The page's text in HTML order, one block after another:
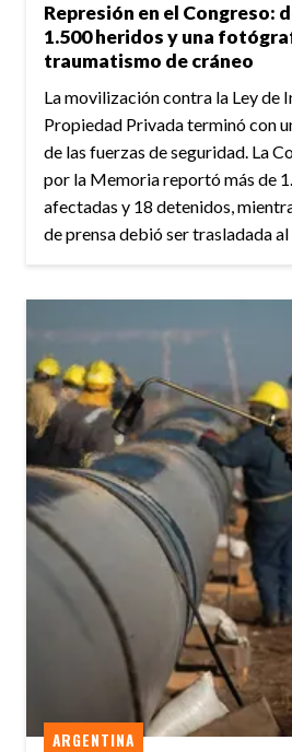
Represión en el Congreso:
1.500 heridos y una
traumatismo de cráneo
La movilización contra la Ley de
Propiedad Privada terminó con
de las fuerzas de seguridad. La
por la Memoria reportó más de
afectadas y 18 detenidos,
de prensa debió ser trasladada
ARGENTINA